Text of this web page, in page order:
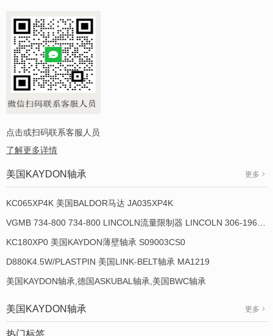
点击或扫码联系客服人员
了解更多详情
美国KAYDON轴承 更多
KC065XP4K 美国BALDOR马达 JA035XP4K
KC180XP0 美国KAYDON薄壁轴承 S09003CS0
D880K4.5W/PLASTPIN 美国LINK-BELT轴承 MA1219
美国KAYDON轴承,德国ASKUBAL轴承,美国BWC轴承
美国KAYDON轴承 更多
热门标签